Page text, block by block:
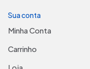
Sua conta
Minha Conta
Carrinho
Loja